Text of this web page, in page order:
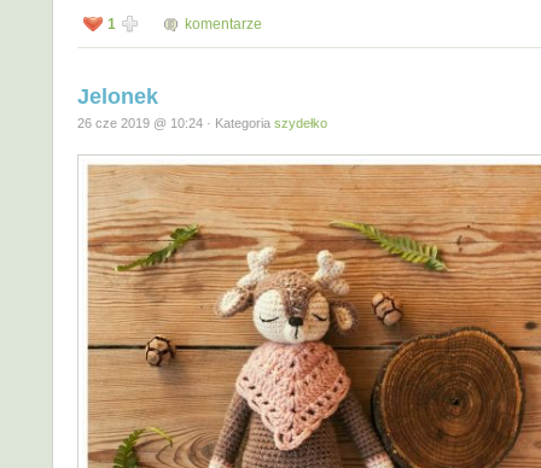
1 komentarze
Jelonek
26 cze 2019 @ 10:24 · Kategoria szydełko